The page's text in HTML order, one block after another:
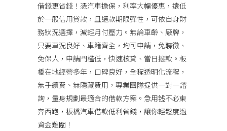
借錢更省錢！憑汽車擔保，利率大幅優惠，遠低
於一般信用貸款，且還款期限彈性，可依自身財
務狀況選擇，減輕月付壓力。無論車齡、廠牌，
只要車況良好、車籍齊全，均可申請，免聯徵、
免保人，申請門檻低，快速核貸、當日撥款。板
橋在地經營多年，口碑良好，全程透明化流程，
無手續費、無隱藏費用，專業團隊提供一對一諮
詢，量身規劃最適合的借款方案。急用钱不必東
奔西跑，板橋汽車借款低利省錢，讓你輕鬆度過
資金難關！